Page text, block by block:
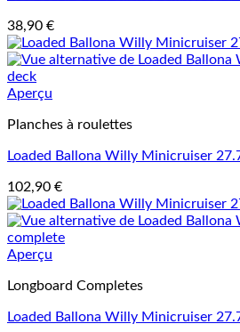
38,90 €
Aperçu
Planches à roulettes
Loaded Ballona Willy Minicruiser
102,90 €
Aperçu
Longboard Completes
Loaded Ballona Willy Minicruiser